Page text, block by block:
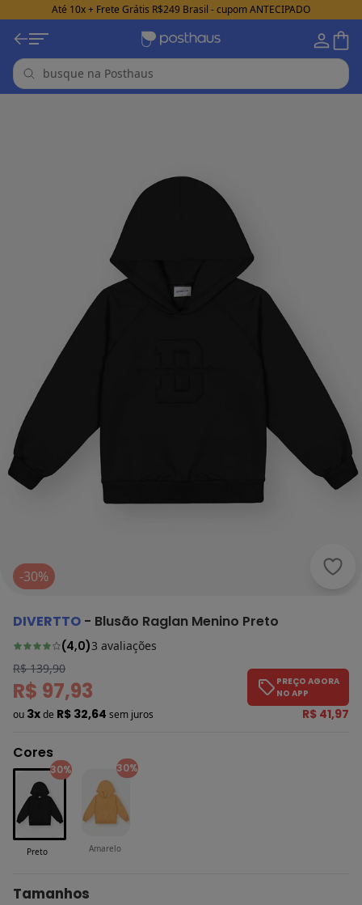
Até 10x + Frete Grátis R$249 Brasil - cupom ANTECIPADO
-30%
DIVERTTO - Blusão Raglan Menino Preto
(4,0)3 avaliações
R$ 139,90
R$ 97,93
ou 3xde R$ 32,64 sem juros
PREÇO AGORA
NO APP
R$ 41,97
Cores
30%
Preto
30%
Amarelo
Tamanhos